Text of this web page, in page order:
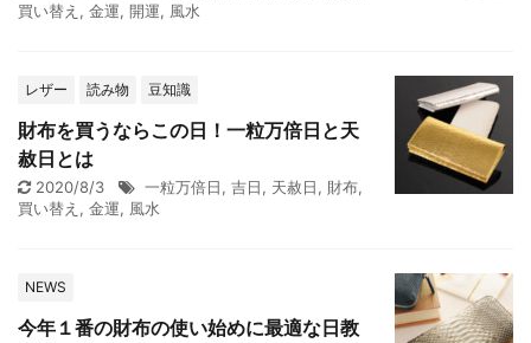
買い替え , 金運, 開運, 風水
レザー 読み物 豆知識
財布を買うならこの日！一粒万倍日と天
赦日とは
2020/8/3 一粒万倍日, 吉日, 天赦日, 財布,
買い替え , 金運, 風水
NEWS
今年１番の財布の使い始めに最適な日教